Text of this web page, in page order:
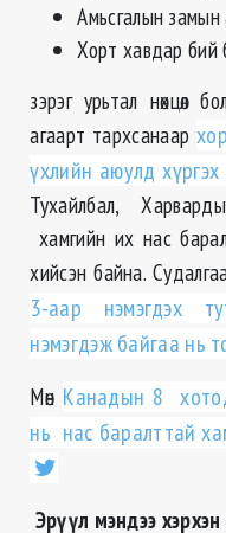
Амьсгалын замын
Хорт хавдар бий
зэрэг урьтал нөхцөл
агаарт тархсанаар
үхлийн аюулд
Тухайлбал,
хамгийн их нас
хийсэн байна.
3-аар нэмэгдэх
нэмэгдэж байгаа нь
Мөн Канадын 8
нь нас баралттай
Эрүүл мэндээ